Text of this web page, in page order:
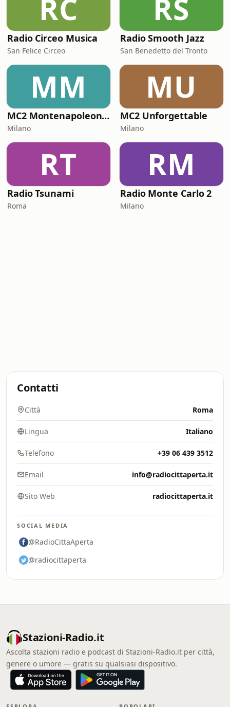
RC
Radio Circeo Musica
San Felice Circeo
RS
Radio Smooth Jazz
San Benedetto del Tronto
MM
MC2 Montenapoleone Channel
Milano
MU
MC2 Unforgettable
Milano
RT
Radio Tsunami
Roma
RM
Radio Monte Carlo 2
Milano
Contatti
Città Roma
Lingua Italiano
Telefono +39 06 439 3512
Email info@radiocittaperta.it
Sito Web radiocittaperta.it
SOCIAL MEDIA
@RadioCittaAperta
@radiocittaperta
Stazioni-Radio.it
Ascolta stazioni radio e podcast di Stazioni-Radio.it per città,
genere o umore — gratis su qualsiasi dispositivo.